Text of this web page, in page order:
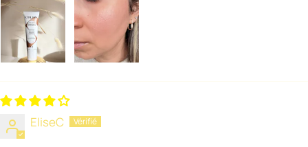
EliseC